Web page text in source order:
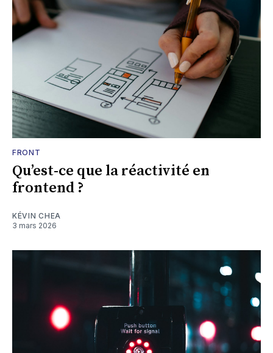
FRONT
Qu’est-ce que la réactivité en
frontend ?
KÉVIN CHEA
3 mars 2026